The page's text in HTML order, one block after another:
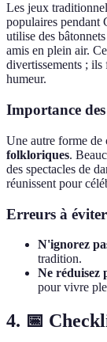
Les jeux
populaires pendant
utilise des
amis en plein air.
divertissements ;
humeur.
Importance
Une autre forme de
folkloriques.
des spectacles de
réunissent pour
Erreurs à éviter
N'ignorez
tradition.
Ne réduisez
pour vivre
4. 📅